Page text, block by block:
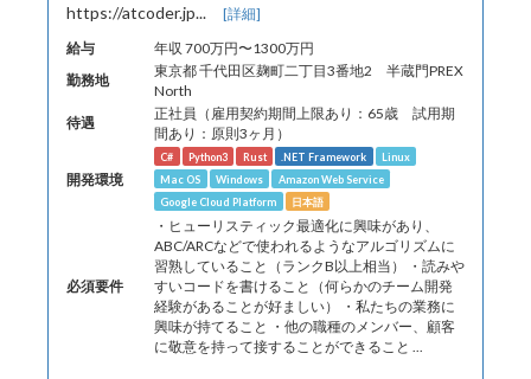
https://atcoder.jp... [詳細]
給与
年収 700万円〜1300万円
勤務地
東京都 千代田区麹町二丁目3番地2 半蔵門PREX
North
待遇
正社員（雇用契約期間上限あり：65歳 試用期
間あり：原則3ヶ月）
開発環境
C# Python3 Rust .NET Framework
Linux
Mac OS
Windows
Amazon Web Service
Google Cloud Platform
日本語
必須要件
・ヒューリスティック最適化に興味があり、
ABC/ARCなどで使われるようなアルゴリズムに
習熟していること（ランクB以上相当） ・読みや
すいコードを書けること（何らかのチーム開発
経験があることが好ましい） ・私たちの業務に
興味が持てること ・他の職種のメンバー、顧客
に敬意を持って接することができること ...